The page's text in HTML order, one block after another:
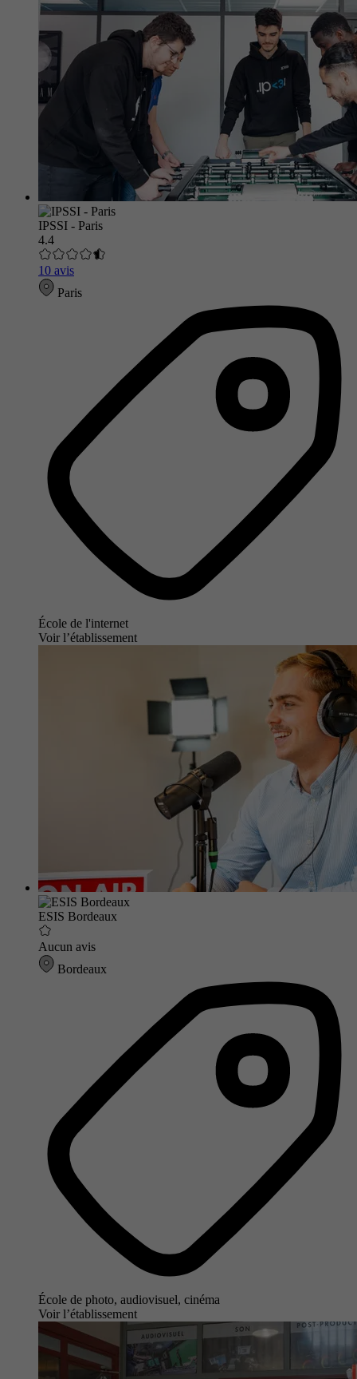
IPSSI - Paris
4.4
10 avis
Paris
École de l'internet
Voir l’établissement
ESIS Bordeaux
Aucun avis
Bordeaux
École de photo, audiovisuel, cinéma
Voir l’établissement